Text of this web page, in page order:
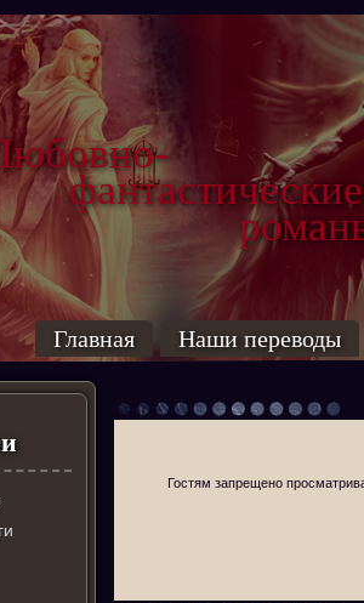
Главная Наши переводы
Гостям запрещено